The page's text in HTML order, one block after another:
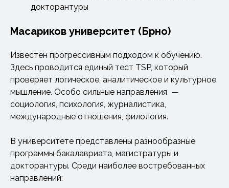
докторантуры
Масариков университет (Брно)
Известен прогрессивным подходом к обучению.
Здесь проводится единый тест TSP, который
проверяет логическое, аналитическое и культурное
мышление. Особо сильные направления —
социология, психология, журналистика,
международные отношения, филология.
В университете представлены разнообразные
программы бакалавриата, магистратуры и
докторантуры. Среди наиболее востребованных
направлений: